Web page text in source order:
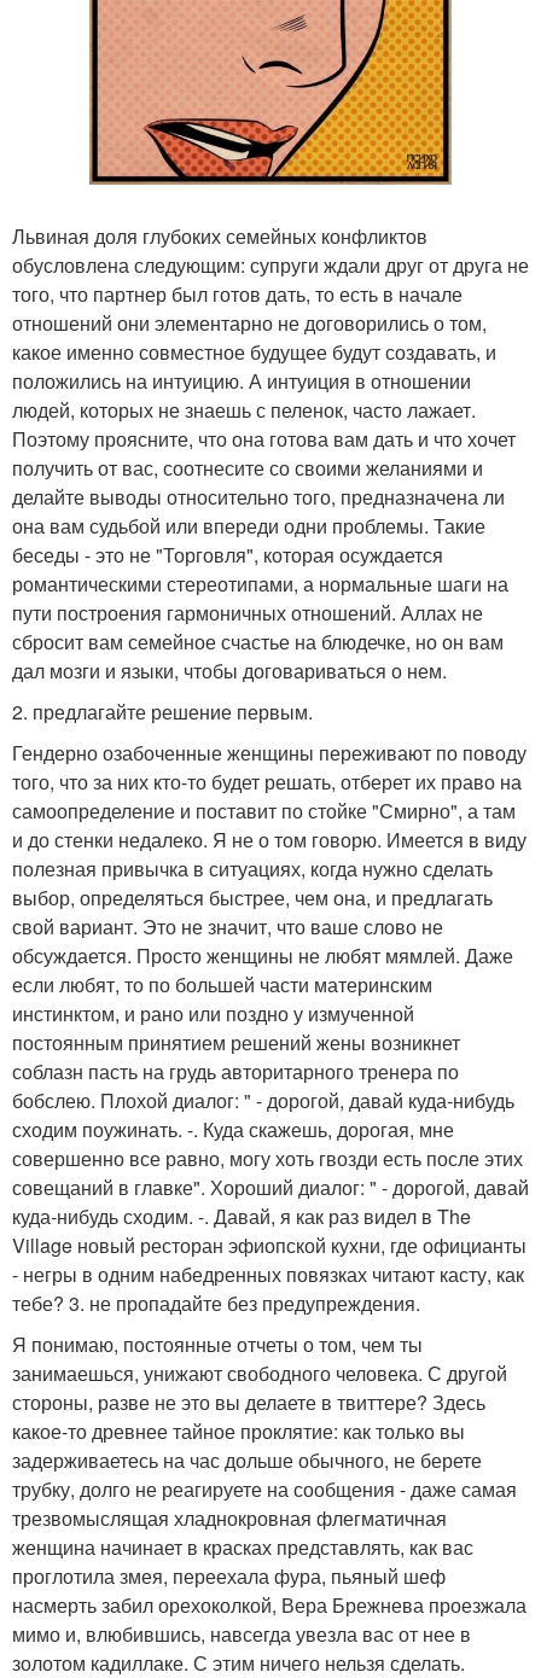
Львиная доля глубоких семейных конфликтов
обусловлена следующим: супруги ждали друг от друга не
того, что партнер был готов дать, то есть в начале
отношений они элементарно не договорились о том,
какое именно совместное будущее будут создавать, и
положились на интуицию. А интуиция в отношении
людей, которых не знаешь с пеленок, часто лажает.
Поэтому проясните, что она готова вам дать и что хочет
получить от вас, соотнесите со своими желаниями и
делайте выводы относительно того, предназначена ли
она вам судьбой или впереди одни проблемы. Такие
беседы - это не "Торговля", которая осуждается
романтическими стереотипами, а нормальные шаги на
пути построения гармоничных отношений. Аллах не
сбросит вам семейное счастье на блюдечке, но он вам
дал мозги и языки, чтобы договариваться о нем.
2. предлагайте решение первым.
Гендерно озабоченные женщины переживают по поводу
того, что за них кто-то будет решать, отберет их право на
самоопределение и поставит по стойке "Смирно", а там
и до стенки недалеко. Я не о том говорю. Имеется в виду
полезная привычка в ситуациях, когда нужно сделать
выбор, определяться быстрее, чем она, и предлагать
свой вариант. Это не значит, что ваше слово не
обсуждается. Просто женщины не любят мямлей. Даже
если любят, то по большей части материнским
инстинктом, и рано или поздно у измученной
постоянным принятием решений жены возникнет
соблазн пасть на грудь авторитарного тренера по
бобслею. Плохой диалог: " - дорогой, давай куда-нибудь
сходим поужинать. -. Куда скажешь, дорогая, мне
совершенно все равно, могу хоть гвозди есть после этих
совещаний в главке". Хороший диалог: " - дорогой, давай
куда-нибудь сходим. -. Давай, я как раз видел в The
Village новый ресторан эфиопской кухни, где официанты
- негры в одним набедренных повязках читают касту, как
тебе? 3. не пропадайте без предупреждения.
Я понимаю, постоянные отчеты о том, чем ты
занимаешься, унижают свободного человека. С другой
стороны, разве не это вы делаете в твиттере? Здесь
какое-то древнее тайное проклятие: как только вы
задерживаетесь на час дольше обычного, не берете
трубку, долго не реагируете на сообщения - даже самая
трезвомыслящая хладнокровная флегматичная
женщина начинает в красках представлять, как вас
проглотила змея, переехала фура, пьяный шеф
насмерть забил орехоколкой, Вера Брежнева проезжала
мимо и, влюбившись, навсегда увезла вас от нее в
золотом кадиллаке. С этим ничего нельзя сделать.